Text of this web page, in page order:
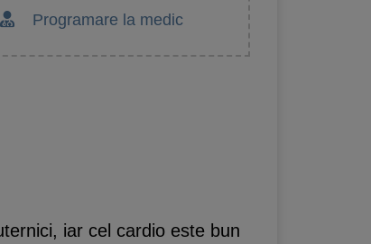
Programare la medic
iar cel cardio este bun